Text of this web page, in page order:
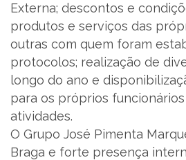
Externa; descontos e
produtos e serviços das
outras com quem foram
protocolos; realização de
longo do ano e
para os próprios
atividades.
O Grupo José Pimenta
Braga e forte presença